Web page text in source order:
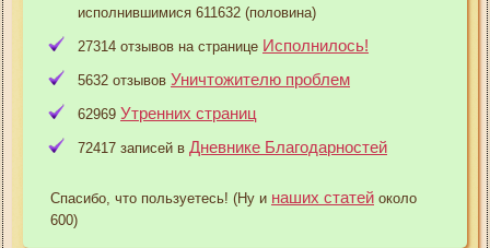
исполнившимися 611632 (половина)
27314 отзывов на странице Исполнилось!
5632 отзывов Уничтожителю проблем
62969 Утренних страниц
72417 записей в Дневнике Благодарностей
Спасибо, что пользуетесь! (Ну и наших статей около
600)